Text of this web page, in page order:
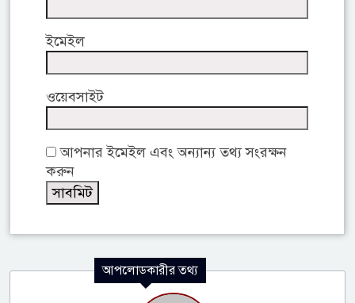
ইমেইল
ওয়েবসাইট
আপনার ইমেইল এবং অন্যান্য তথ্য সংরক্ষন
করুন
আপলোডকারীর তথ্য